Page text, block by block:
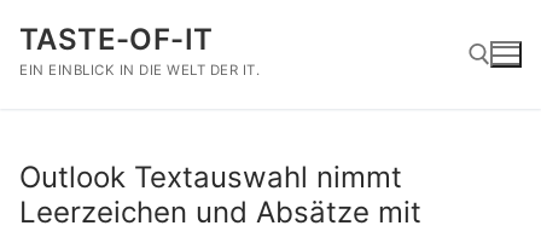
Inhalt
springen
TASTE-OF-IT
EIN EINBLICK IN DIE WELT DER IT.
Outlook Textauswahl nimmt
Leerzeichen und Absätze mit